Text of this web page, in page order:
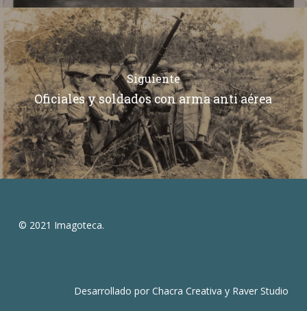
Siguiente
Oficiales y soldados con arma anti aérea
© 2021 Imagoteca.
Desarrollado porChacra Creativa y Raver Studio